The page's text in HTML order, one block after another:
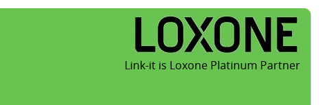
Link-it is Loxone Platinum Partner